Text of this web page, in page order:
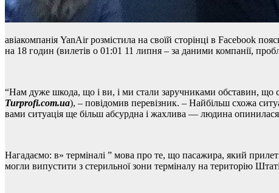
авіакомпанія YanAir розмістила на своїй сторінці в Facebook
на 18 годин (вилетів о 01:01 11 липня – за даними компанії,
“Нам дуже шкода, що і ви, і ми стали заручниками обставин, що
Turprofi.com.ua), – повідомив перевізник. – Найбільш схожа
вами ситуація ще більш абсурдна і жахлива — людина
Нагадаємо: в» терміналі ” мова про те, що пасажира, який
могли випустити з стерильної зони терміналу на територію